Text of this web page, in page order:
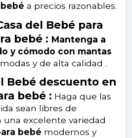
a precios razonables.
del Bebé para
bebé : Mantenga a
y cómodo con mantas
y de alta calidad .
Bebé descuento en
bebé : Haga que las
sean libres de
excelente variedad
bebé modernos y